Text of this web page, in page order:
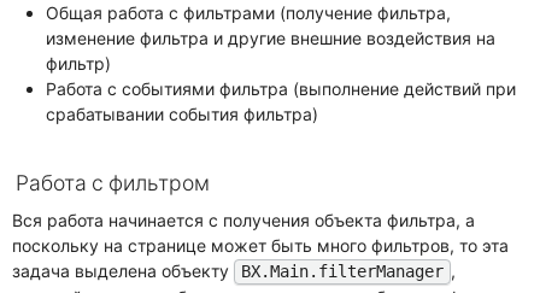
Общая работа с фильтрами (получение фильтра,
изменение фильтра и другие внешние воздействия на
фильтр)
Работа с событиями фильтра (выполнение действий при
срабатывании события фильтра)
Работа с фильтром
Вся работа начинается с получения объекта фильтра, а
поскольку на странице может быть много фильтров, то эта
задача выделена объекту
BX.Main.filterManager ,